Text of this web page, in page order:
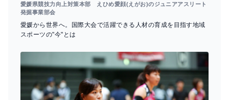
愛媛県競技力向上対策本部 えひめ愛顔(えがお)のジュニアアスリート
発掘事業部会
愛媛から世界へ。国際大会で活躍できる人材の育成を目指す地域
スポーツの"今"とは